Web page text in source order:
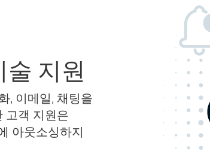
지원
, 이메일, 채팅을
고객 지원은
아웃소싱하지